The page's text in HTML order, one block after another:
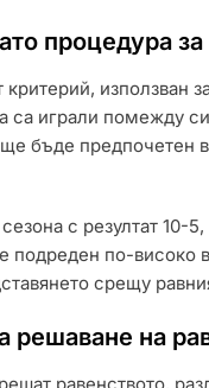
процедура
използван
са играли помежду
бъде предпочетен
с резултат 10-
по-високо
срещу
решаване на